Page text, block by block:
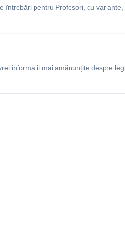
întrebări pentru Profesori, cu
informații mai amănunțite despre